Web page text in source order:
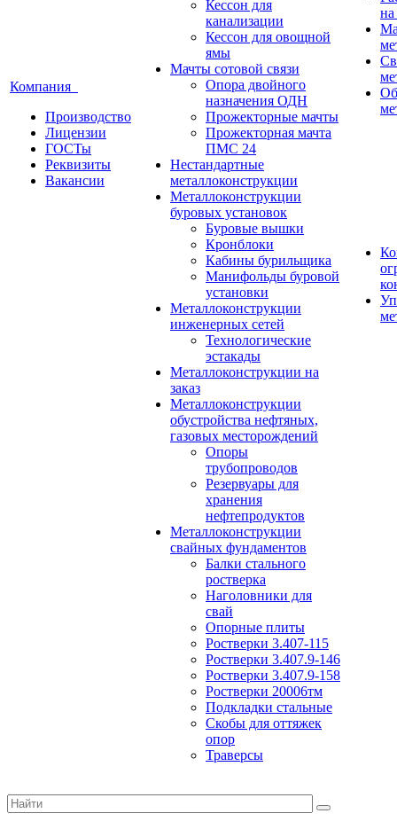
Компания
Производство
Лицензии
ГОСТы
Реквизиты
Вакансии
Кессон для
канализации
Кессон для овощной
ямы
Мачты сотовой связи
Опора двойного
назначения ОДН
Прожекторные мачты
Прожекторная мачта
ПМС 24
Нестандартные
металлоконструкции
Металлоконструкции
буровых установок
Буровые вышки
Кронблоки
Кабины бурильщика
Манифольды буровой
установки
Металлоконструкции
инженерных сетей
Технологические
эстакады
Металлоконструкции на
заказ
Металлоконструкции
обустройства нефтяных,
газовых месторождений
Опоры
трубопроводов
Резервуары для
хранения
нефтепродуктов
Металлоконструкции
свайных фундаментов
Балки стального
ростверка
Наголовники для
свай
Опорные плиты
Ростверки 3.407-115
Ростверки 3.407.9-146
Ростверки 3.407.9-158
Ростверки 20006тм
Подкладки стальные
Скобы для оттяжек
опор
Траверсы